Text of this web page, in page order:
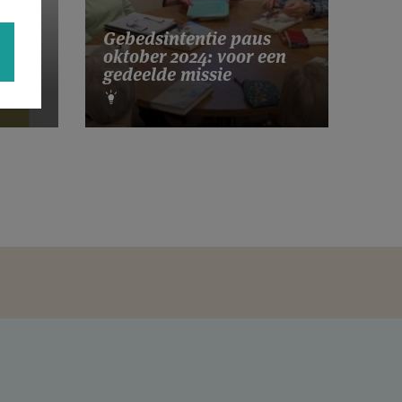
Gebedsintentie paus
oktober 2024: voor een
gedeelde missie